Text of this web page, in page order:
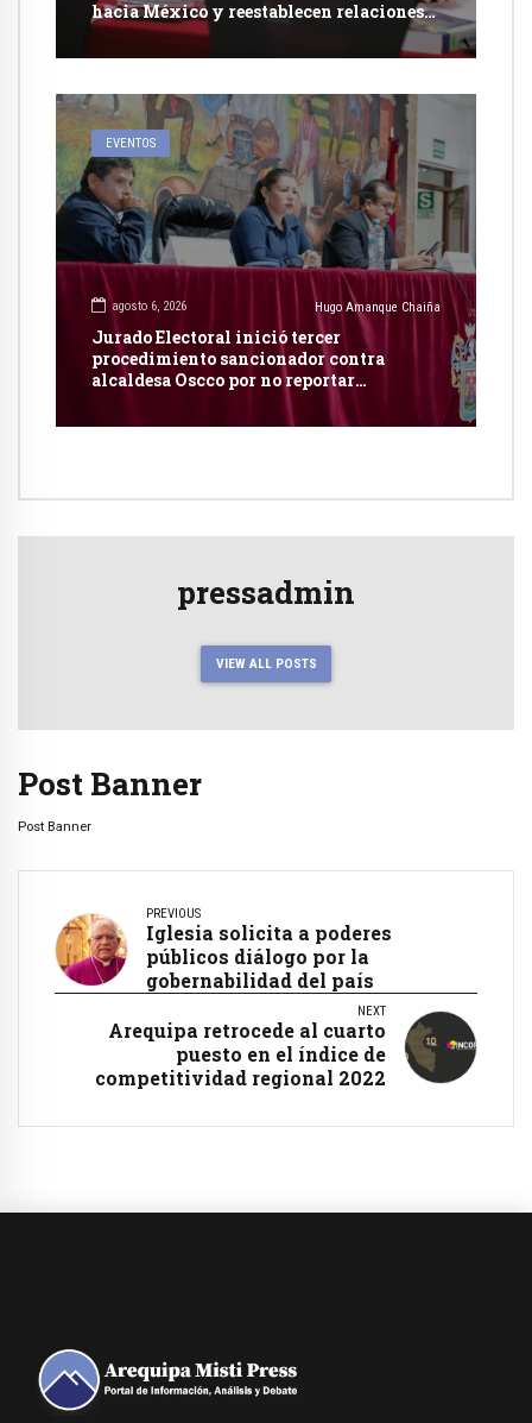
hacia México y reestablecen relaciones
con dicho país
EVENTOS
agosto 6, 2026 Hugo Amanque Chaiña
Jurado Electoral inició tercer
procedimiento sancionador contra
alcaldesa Oscco por no reportar
pressadmin
VIEW ALL POSTS
Post Banner
Post Banner
PREVIOUS
Iglesia solicita a poderes
públicos diálogo por la
gobernabilidad del país
NEXT
Arequipa retrocede al cuarto
puesto en el índice de
competitividad regional 2022